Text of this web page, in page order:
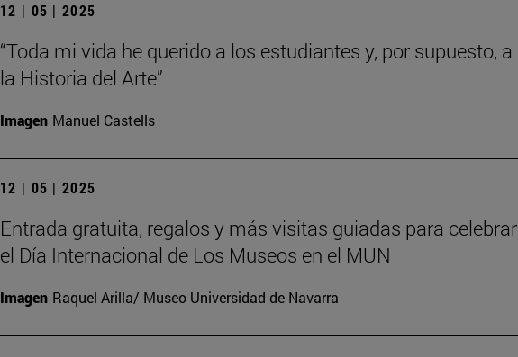
12 | 05 | 2025
“Toda mi vida he querido a los estudiantes y, por supuesto, a
la Historia del Arte”
Imagen Manuel Castells
12 | 05 | 2025
Entrada gratuita, regalos y más visitas guiadas para celebrar
el Día Internacional de Los Museos en el MUN
Imagen Raquel Arilla/ Museo Universidad de Navarra